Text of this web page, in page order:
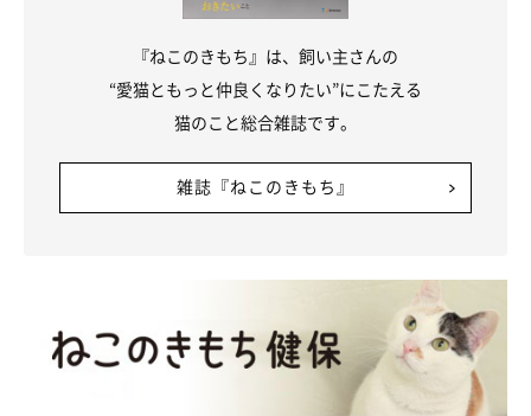
『ねこのきもち』は、飼い主さんの
“愛猫ともっと仲良くなりたい”にこたえる
猫のこと総合雑誌です。
雑誌『ねこのきもち』